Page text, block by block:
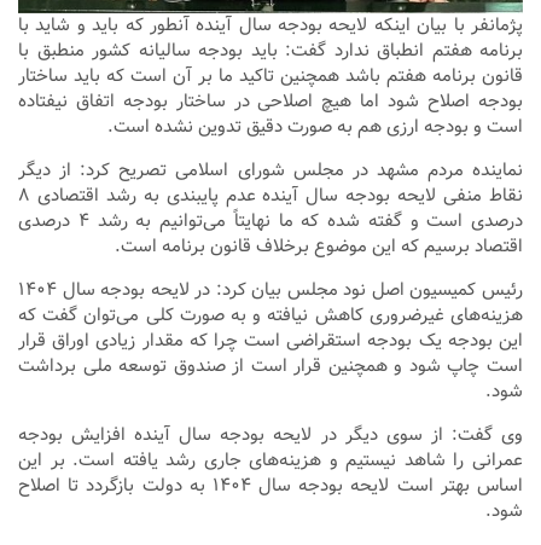
پژمانفر با بیان اینکه لایحه بودجه سال آینده آنطور که باید و شاید با
برنامه هفتم انطباق ندارد گفت: باید بودجه سالیانه کشور منطبق با
قانون برنامه هفتم باشد همچنین تاکید ما بر آن است که باید ساختار
بودجه اصلاح شود اما هیچ اصلاحی در ساختار بودجه اتفاق نیفتاده
است و بودجه ارزی هم به صورت دقیق تدوین نشده است.
نماینده مردم مشهد در مجلس شورای اسلامی تصریح کرد: از دیگر
نقاط منفی لایحه بودجه سال آینده عدم پایبندی به رشد اقتصادی ۸
درصدی است و گفته شده که ما نهایتاً می‌توانیم به رشد ۴ درصدی
اقتصاد برسیم که این موضوع برخلاف قانون برنامه است.
رئیس کمیسیون اصل نود مجلس بیان کرد: در لایحه بودجه سال ۱۴۰۴
هزینه‌های غیرضروری کاهش نیافته و به صورت کلی می‌توان گفت که
این بودجه یک بودجه استقراضی است چرا که مقدار زیادی اوراق قرار
است چاپ شود و همچنین قرار است از صندوق توسعه ملی برداشت
شود.
وی گفت: از سوی دیگر در لایحه بودجه سال آینده افزایش بودجه
عمرانی را شاهد نیستیم و هزینه‌های جاری رشد یافته است. بر این
اساس بهتر است لایحه بودجه سال ۱۴۰۴ به دولت بازگردد تا اصلاح
شود.